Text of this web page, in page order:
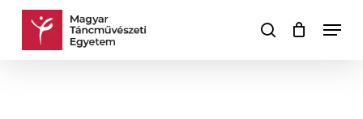
Skip
keresés
Kosár Kosár